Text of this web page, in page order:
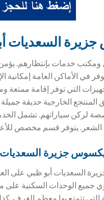
السعديات
ومكتب خدمات بإنتظارهم.
في الأماكن العامة إمكانية
التي توفر إقامة
الخارجية حديقة
لركن سياراتهم. تشمل
يتوفر قسم مخصص
جزيرة السعديات
السعديات أبو ظبي على
جميع الوحدات السكنية
التي تتمتع بها معظم الغرف.